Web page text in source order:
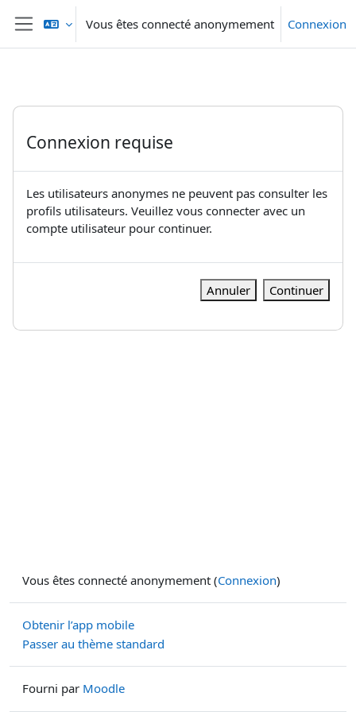
Passer au contenu principal
Panneau latéral
Vous êtes connecté anonymement Connexion
Connexion requise
Les utilisateurs anonymes ne peuvent pas consulter les
profils utilisateurs. Veuillez vous connecter avec un
compte utilisateur pour continuer.
Annuler Continuer
Vous êtes connecté anonymement (Connexion)
Obtenir l’app mobile
Passer au thème standard
Fourni par Moodle